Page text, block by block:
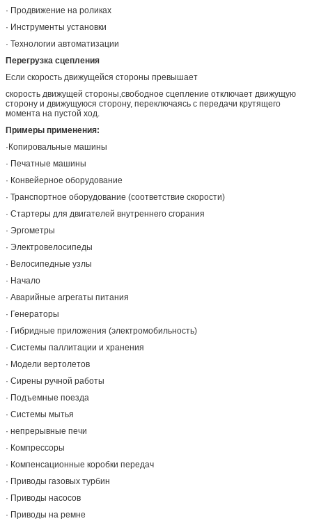
· Продвижение на роликах
· Инструменты установки
· Технологии автоматизации
Перегрузка сцепления
Если скорость движущейся стороны превышает
скорость движущей стороны,свободное сцепление отключает движущую
сторону и движущуюся сторону, переключаясь с передачи крутящего
момента на пустой ход.
Примеры применения:
·Копировальные машины
· Печатные машины
· Конвейерное оборудование
· Транспортное оборудование (соответствие скорости)
· Стартеры для двигателей внутреннего сгорания
· Эргометры
· Электровелосипеды
· Велосипедные узлы
· Начало
· Аварийные агрегаты питания
· Генераторы
· Гибридные приложения (электромобильность)
· Системы паллитации и хранения
· Модели вертолетов
· Сирены ручной работы
· Подъемные поезда
· Системы мытья
· непрерывные печи
· Компрессоры
· Компенсационные коробки передач
· Приводы газовых турбин
· Приводы насосов
· Приводы на ремне